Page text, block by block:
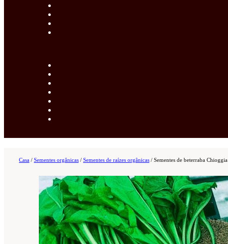
Casa / Sementes orgânicas / Sementes de raízes orgânicas / Sementes de beterraba Chioggia